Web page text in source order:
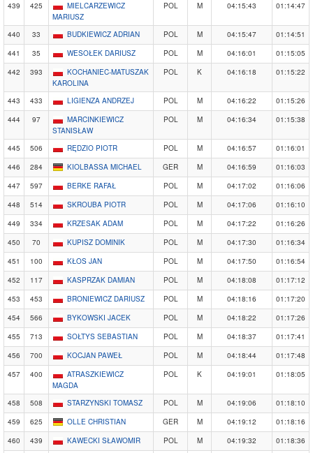
439
425
MIELCARZEWICZ
MARIUSZ
POL M 04:15:43 01:14:47
440 33 BUDKIEWICZ ADRIAN POL M 04:15:47
01:14:51
441
35 WESOŁEK DARIUSZ POL M 04:16:01
01:15:05
442
393
KOCHANIEC-MATUSZAK
KAROLINA
POL K 04:16:18 01:15:22
443 433 LIGIENZA ANDRZEJ POL M 04:16:22
01:15:26
444
97
MARCINKIEWICZ
STANISŁAW
POL M 04:16:34 01:15:38
445 506 RĘDZIO PIOTR POL M 04:16:57
01:16:01
446
284 KIOLBASSA MICHAEL GER M 04:16:59
01:16:03
447
597 BERKE RAFAŁ POL M 04:17:02
01:16:06
448
514 SKROUBA PIOTR POL M 04:17:06
01:16:10
449
334 KRZESAK ADAM POL M 04:17:22
01:16:26
450
70 KUPISZ DOMINIK POL M 04:17:30
01:16:34
451
100 KŁOS JAN POL M 04:17:50
01:16:54
452
117 KASPRZAK DAMIAN POL M 04:18:08
01:17:12
453
453 BRONIEWICZ DARIUSZ POL M 04:18:16
01:17:20
454
566 BYKOWSKI JACEK POL M 04:18:22
01:17:26
455
713 SOŁTYS SEBASTIAN POL M 04:18:37
01:17:41
456
700 KOCJAN PAWEŁ POL M 04:18:44
01:17:48
457
400
ATRASZKIEWICZ
MAGDA
POL K 04:19:01 01:18:05
458 508 STARZYNSKI TOMASZ POL M 04:19:06
01:18:10
459
625 OLLE CHRISTIAN GER M 04:19:12
01:18:16
460
439 KAWECKI SŁAWOMIR POL M 04:19:32
01:18:36